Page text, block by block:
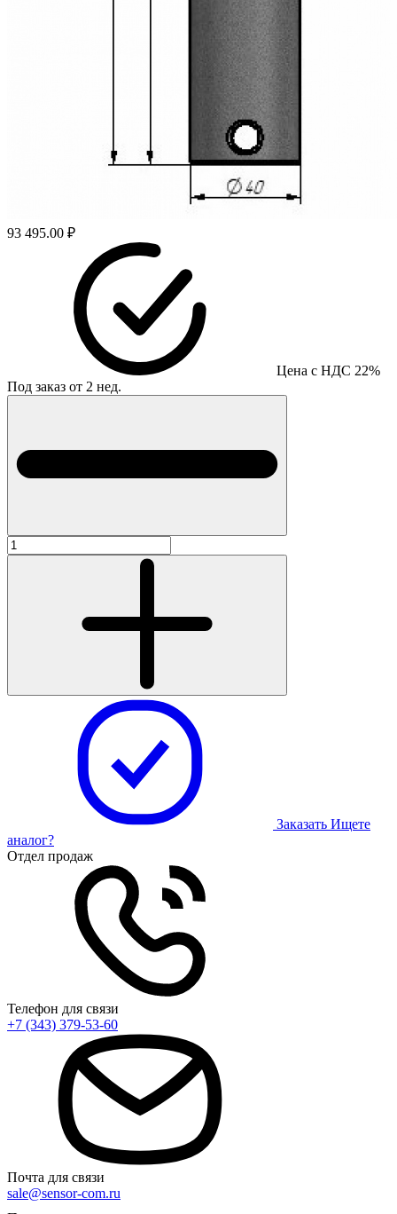
93 495.00 ₽
Цена с НДС 22%
Под заказ от 2 нед.
Заказать Ищете
аналог?
Отдел продаж
Телефон для связи
+7 (343) 379-53-60
Почта для связи
sale@sensor-com.ru